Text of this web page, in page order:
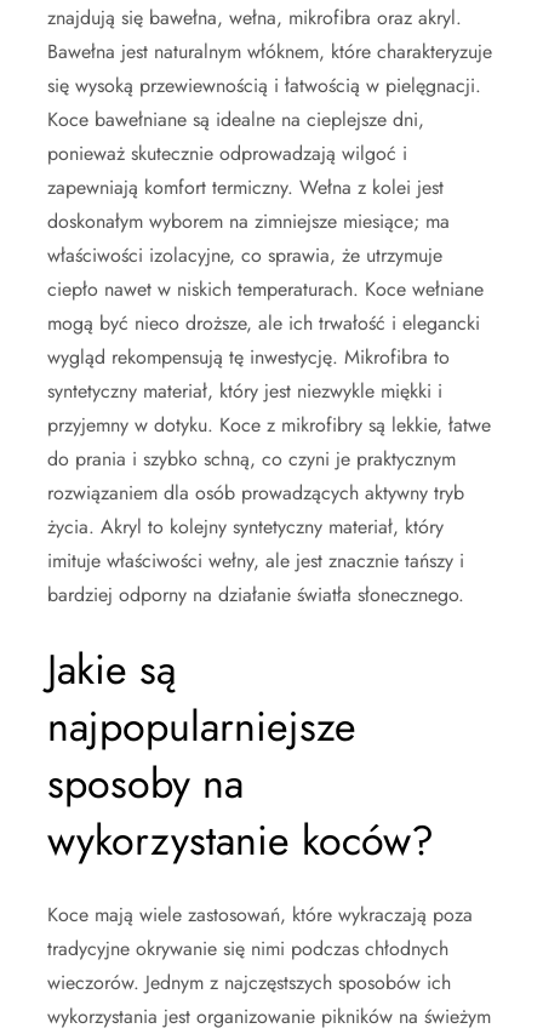
znajdują się bawełna, wełna, mikrofibra oraz akryl.
Bawełna jest naturalnym włóknem, które charakteryzuje
się wysoką przewiewnością i łatwością w pielęgnacji.
Koce bawełniane są idealne na cieplejsze dni,
ponieważ skutecznie odprowadzają wilgoć i
zapewniają komfort termiczny. Wełna z kolei jest
doskonałym wyborem na zimniejsze miesiące; ma
właściwości izolacyjne, co sprawia, że utrzymuje
ciepło nawet w niskich temperaturach. Koce wełniane
mogą być nieco droższe, ale ich trwałość i elegancki
wygląd rekompensują tę inwestycję. Mikrofibra to
syntetyczny materiał, który jest niezwykle miękki i
przyjemny w dotyku. Koce z mikrofibry są lekkie, łatwe
do prania i szybko schną, co czyni je praktycznym
rozwiązaniem dla osób prowadzących aktywny tryb
życia. Akryl to kolejny syntetyczny materiał, który
imituje właściwości wełny, ale jest znacznie tańszy i
bardziej odporny na działanie światła słonecznego.
Jakie są
najpopularniejsze
sposoby na
wykorzystanie koców?
Koce mają wiele zastosowań, które wykraczają poza
tradycyjne okrywanie się nimi podczas chłodnych
wieczorów. Jednym z najczęstszych sposobów ich
wykorzystania jest organizowanie pikników na świeżym